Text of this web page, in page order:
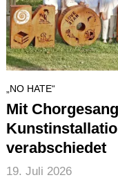
„NO HATE“
Mit
verabschiedet
19. Juli 2026